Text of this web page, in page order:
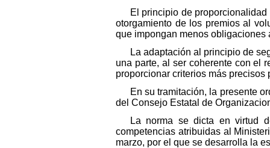
El principio de
otorgamiento de los premios al
que impongan menos obligaciones
La adaptación al principio de
una parte, al ser coherente con el
proporcionar criterios más
En su tramitación, la presente
del Consejo Estatal de
La norma se dicta en virtud
competencias atribuidas al
marzo, por el que se desarrolla la